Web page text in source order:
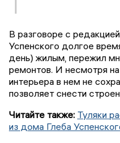
В разговоре с
Успенского долгое
день) жилым, пережил
ремонтов. И несмотря
интерьера в нем не
позволяет снести
Читайте также: Туляки
из дома Глеба